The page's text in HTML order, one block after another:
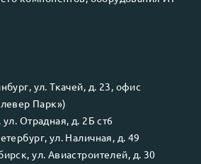
, ул.Ткачей, д. 23, офис
Парк»)
, ул. Отрадная, д. 2Б ст6
, ул. Наличная, д. 49
, ул. Авиастроителей, д. 30